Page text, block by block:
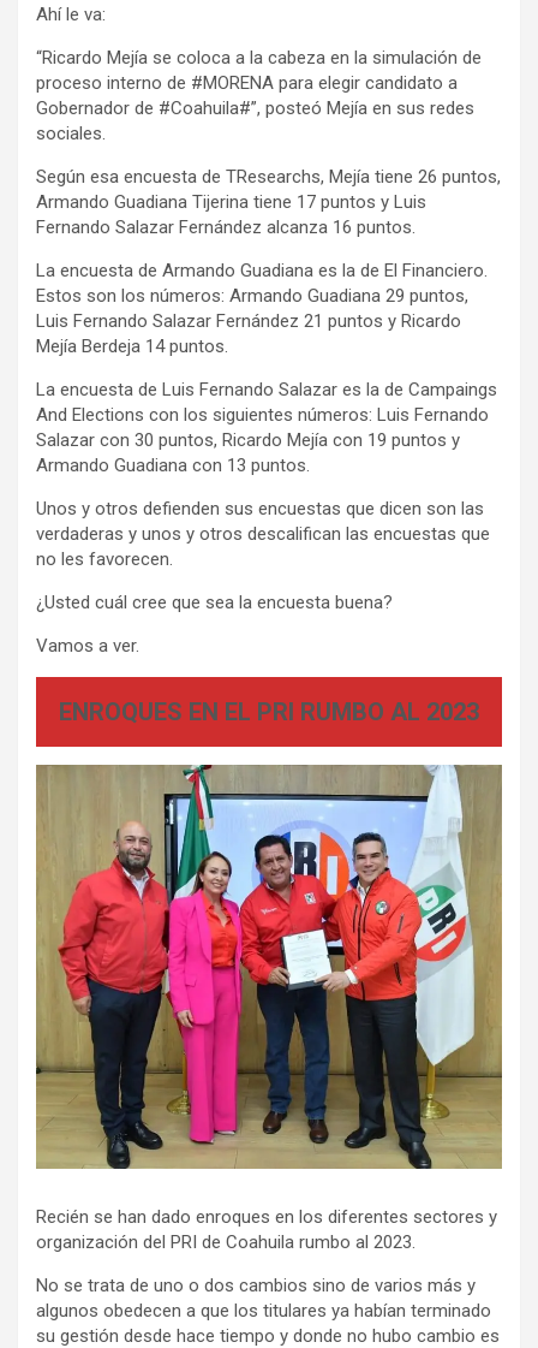
Ahí le va:
“Ricardo Mejía se coloca a la cabeza en la simulación de
proceso interno de #MORENA para elegir candidato a
Gobernador de #Coahuila#”, posteó Mejía en sus redes
sociales.
Según esa encuesta de TResearchs, Mejía tiene 26 puntos,
Armando Guadiana Tijerina tiene 17 puntos y Luis
Fernando Salazar Fernández alcanza 16 puntos.
La encuesta de Armando Guadiana es la de El Financiero.
Estos son los números: Armando Guadiana 29 puntos,
Luis Fernando Salazar Fernández 21 puntos y Ricardo
Mejía Berdeja 14 puntos.
La encuesta de Luis Fernando Salazar es la de Campaings
And Elections con los siguientes números: Luis Fernando
Salazar con 30 puntos, Ricardo Mejía con 19 puntos y
Armando Guadiana con 13 puntos.
Unos y otros defienden sus encuestas que dicen son las
verdaderas y unos y otros descalifican las encuestas que
no les favorecen.
¿Usted cuál cree que sea la encuesta buena?
Vamos a ver.
ENROQUES EN EL PRI RUMBO AL 2023
Recién se han dado enroques en los diferentes sectores y
organización del PRI de Coahuila rumbo al 2023.
No se trata de uno o dos cambios sino de varios más y
algunos obedecen a que los titulares ya habían terminado
su gestión desde hace tiempo y donde no hubo cambio es